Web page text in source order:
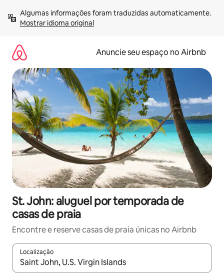
para
Mostrar idioma original
Anuncie seu espaço no Airbnb
St. John: aluguel por temporada de
casas de praia
Encontre e reserve casas de praia únicas no Airbnb
Localização
Quando os resultados estiverem disponíveis, explore-os